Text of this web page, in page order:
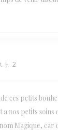
ト 2
ces petits
nos petits
Magique,